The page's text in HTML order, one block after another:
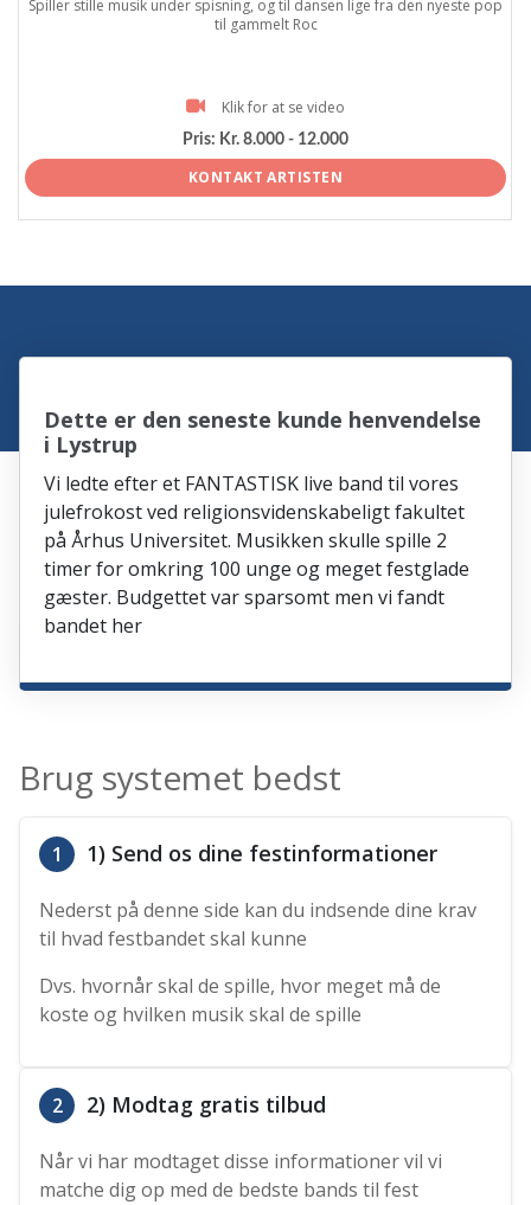
Spiller stille musik under spisning, og til dansen lige fra den nyeste pop
til gammelt Roc
Klik for at se video
Pris: Kr. 8.000 - 12.000
KONTAKT ARTISTEN
Dette er den seneste kunde henvendelse
i Lystrup
Vi ledte efter et FANTASTISK live band til vores
julefrokost ved religionsvidenskabeligt fakultet
på Århus Universitet. Musikken skulle spille 2
timer for omkring 100 unge og meget festglade
gæster. Budgettet var sparsomt men vi fandt
bandet her
Brug systemet bedst
1 1) Send os dine festinformationer
Nederst på denne side kan du indsende dine krav
til hvad festbandet skal kunne
Dvs. hvornår skal de spille, hvor meget må de
koste og hvilken musik skal de spille
2 2) Modtag gratis tilbud
Når vi har modtaget disse informationer vil vi
matche dig op med de bedste bands til fest